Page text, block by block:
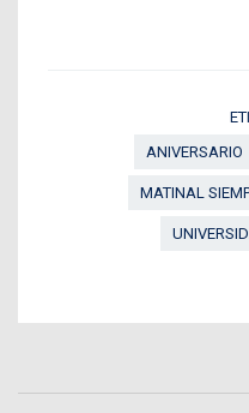
ANIVERSARIO
MATINAL